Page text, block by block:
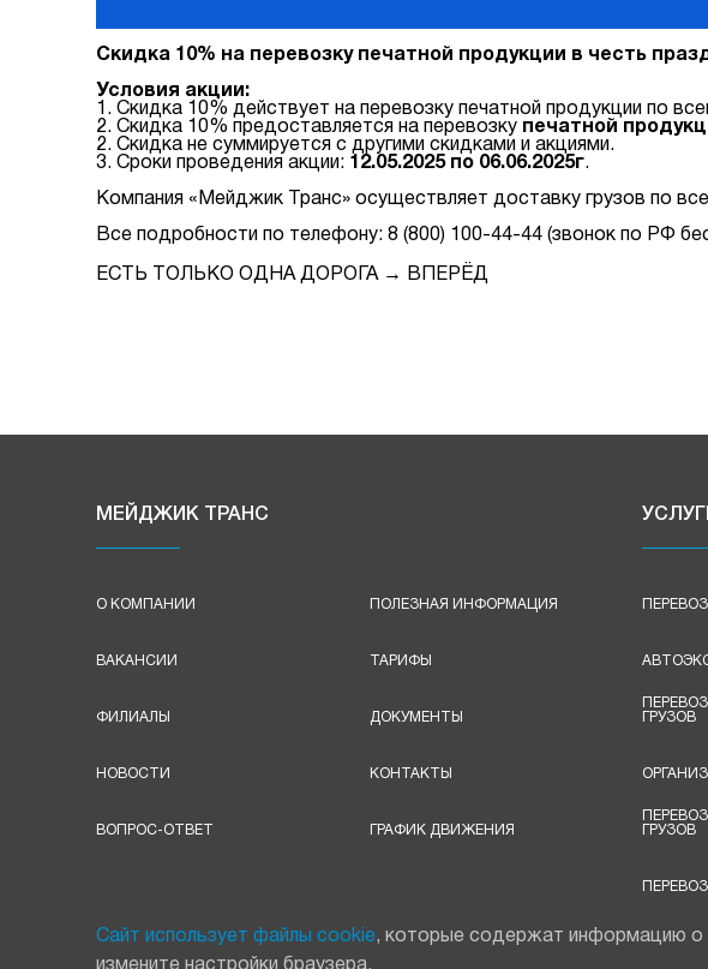
Скидка 10% на перевозку печатной продукции в честь
Условия акции:
1. Скидка 10% действует на перевозку печатной продукции по
2. Скидка 10% предоставляется на перевозку печатной
2. Скидка не суммируется с другими скидками и акциями.
3. Сроки проведения акции: 12.05.2025 по 06.06.2025г.
Компания «Мейджик Транс» осуществляет доставку грузов по
Все подробности по телефону: 8 (800) 100-44-44 (звонок по РФ
ЕСТЬ ТОЛЬКО ОДНА ДОРОГА → ВПЕРЁД
МЕЙДЖИК ТРАНС
О КОМПАНИИ
ВАКАНСИИ
ФИЛИАЛЫ
НОВОСТИ
ВОПРОС-ОТВЕТ
ПОЛЕЗНАЯ ИНФОРМАЦИЯ
ТАРИФЫ
ДОКУМЕНТЫ
КОНТАКТЫ
ГРАФИК ДВИЖЕНИЯ
ГРУЗОВ
ГРУЗОВ
Сайт использует файлы cookie, которые содержат информацию о